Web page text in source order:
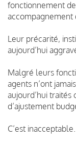
fonctionnement
accompagnement
Leur précarité,
aujourd’hui
Malgré leurs
agents n’ont
aujourd’hui
d’ajustement
C’est inacceptable.